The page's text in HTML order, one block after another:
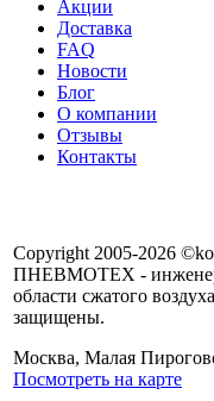
Акции
Доставка
FAQ
Новости
Блог
О компании
Отзывы
Контакты
Copyright 2005-2026
ПНЕВМОТЕХ -
области сжатого
защищены.
Москва, Малая
Посмотреть на карте